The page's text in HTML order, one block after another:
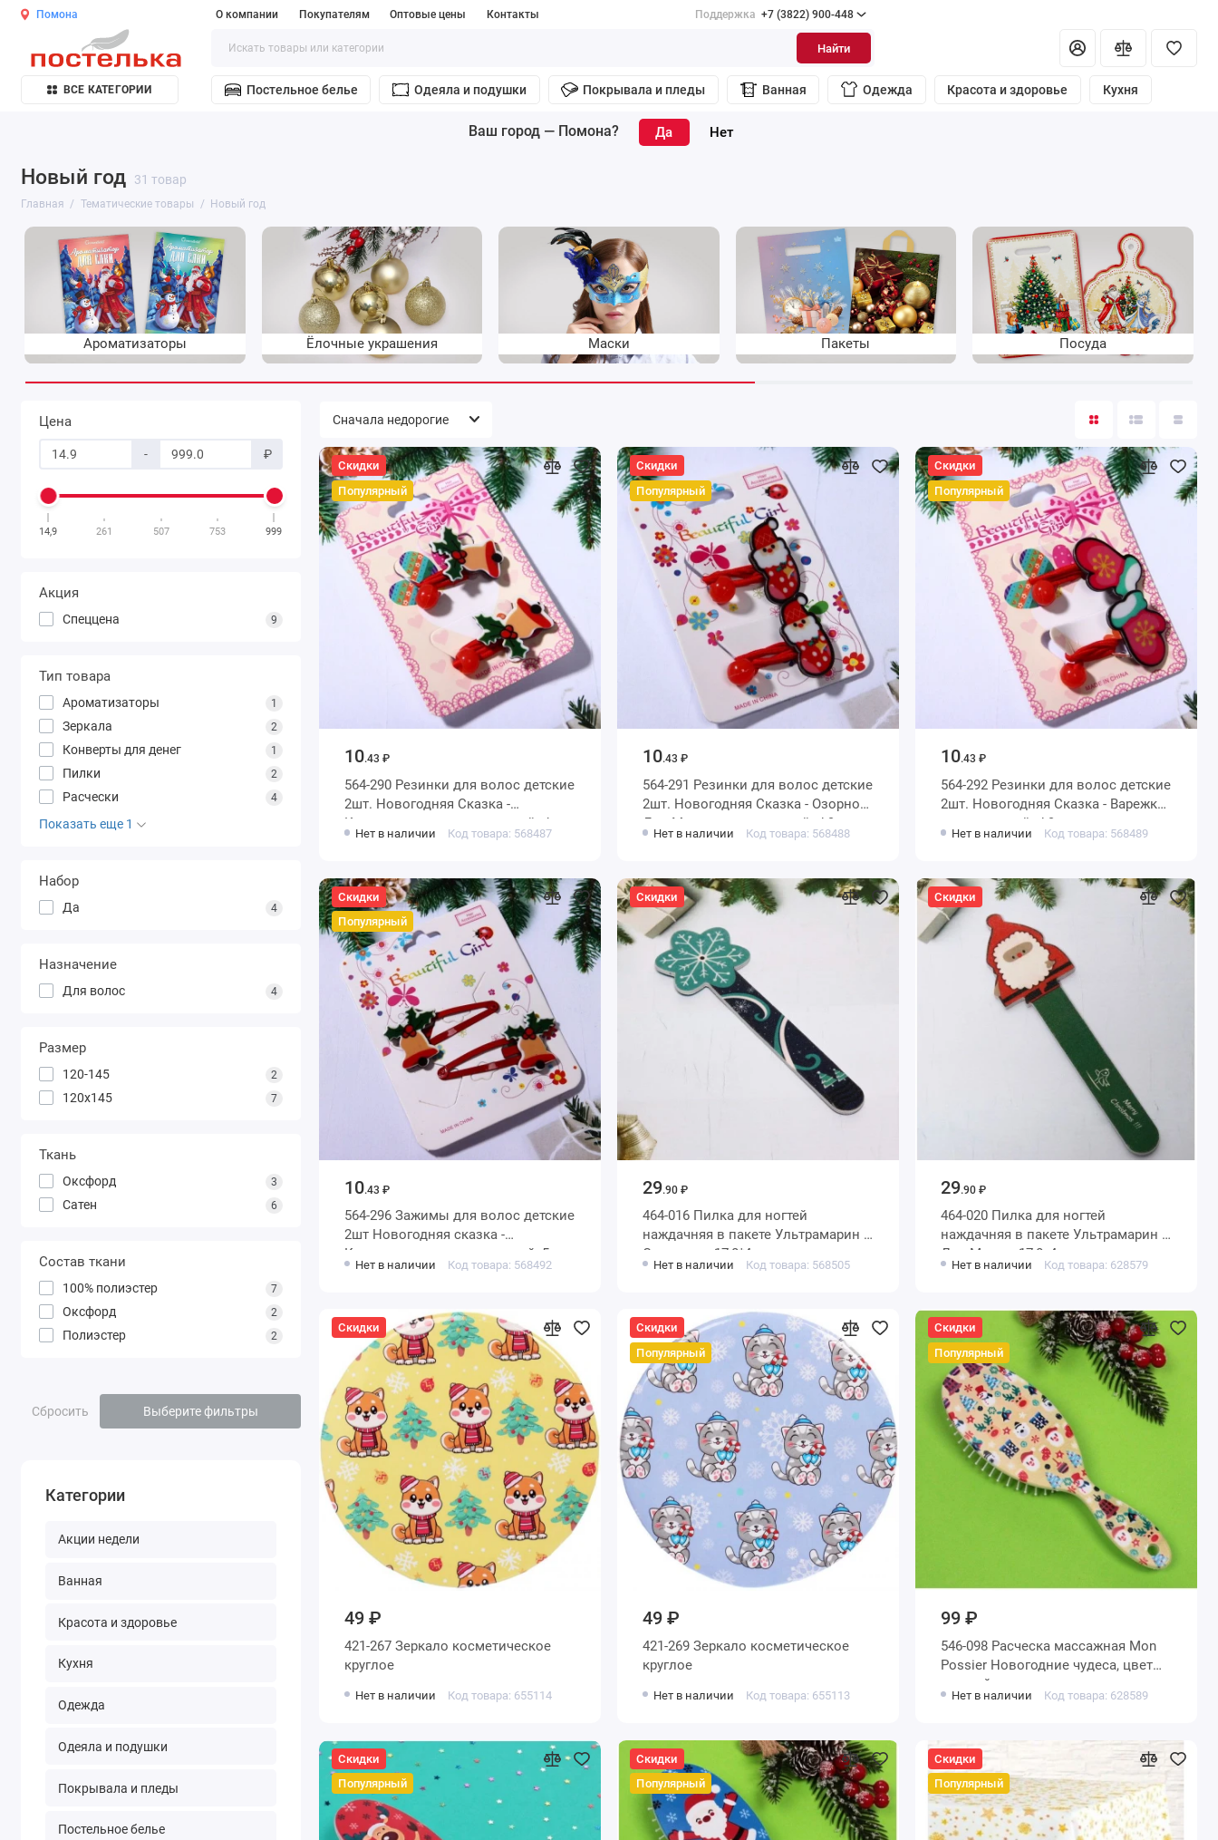
Помона О компании Покупателям Оптовые цены Контакты Поддержка +7 (3822) 900-448
Найти
ВСЕ КАТЕГОРИИ Постельное белье Одеяла и подушки Покрывала и пледы Ванная Одежда Красота и здоровье Кухня
Ваш город — Помона?
Новый год 31 товар
Главная Тематические товары Новый год
Ароматизаторы Ёлочные украшения Маски Пакеты Посуда
Цена
- ₽
14,9 261 507 753 999
Акция
Спеццена 9
Тип товара
Ароматизаторы 1
Зеркала 2
Конверты для денег 1
Пилки 2
Расчески 4
Показать еще 1
Набор
Да 4
Назначение
Для волос 4
Размер
120-145 2
120х145 7
Ткань
Оксфорд 3
Сатен 6
Состав ткани
100% полиэстер 7
Оксфорд 2
Полиэстер 2
Сбросить Выберите фильтры
Категории
Акции недели
Ванная
Красота и здоровье
Кухня
Одежда
Одеяла и подушки
Покрывала и пледы
Постельное белье
Скидки
Популярный
10.43 ₽
564-290 Резинки для волос детские
2шт. Новогодняя Сказка -
Колокольчики, цвет красный, d-
9см
Нет в наличии Код товара: 568487
Скидки
Популярный
10.43 ₽
564-291 Резинки для волос детские
2шт. Новогодняя Сказка - Озорной
Дед Мороз, цвет красный, d-9см
Нет в наличии Код товара: 568488
Скидки
Популярный
10.43 ₽
564-292 Резинки для волос детские
2шт. Новогодняя Сказка - Варежки,
цвет красный, d-9см
Нет в наличии Код товара: 568489
Скидки
Популярный
10.43 ₽
564-296 Зажимы для волос детские
2шт Новогодняя сказка -
Колокольчики, цвет красный, 5см
Нет в наличии Код товара: 568492
Скидки
29.90 ₽
464-016 Пилка для ногтей
наждачняя в пакете Ультрамарин -
Снежинка, 17,8*4см
Нет в наличии Код товара: 568505
Скидки
29.90 ₽
464-020 Пилка для ногтей
наждачняя в пакете Ультрамарин -
Дед Мороз, 17,8х4см
Нет в наличии Код товара: 628579
Скидки
49 ₽
421-267 Зеркало косметическое
круглое
Нет в наличии Код товара: 655114
Скидки
Популярный
49 ₽
421-269 Зеркало косметическое
круглое
Нет в наличии Код товара: 655113
Скидки
Популярный
99 ₽
546-098 Расческа массажная Mon
Possier Новогодние чудеса, цвет
желтый
Нет в наличии Код товара: 628589
Скидки
Популярный
Скидки
Популярный
Скидки
Популярный